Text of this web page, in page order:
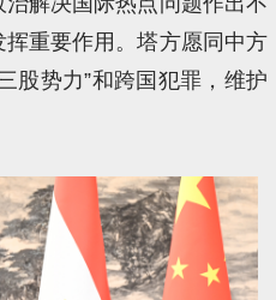
重要作用。塔方愿同中方
股势力”和跨国犯罪，维护